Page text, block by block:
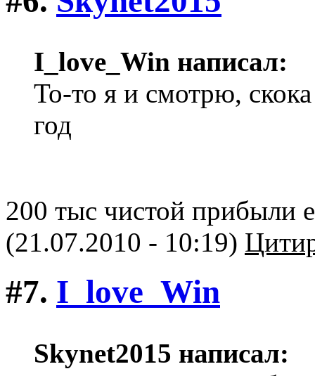
I_love_Win написал:
То-то я и смотрю,
год
200 тыс чистой прибыли
(21.07.2010 - 10:19)
#7. I_love_Win
Skynet2015 написал: